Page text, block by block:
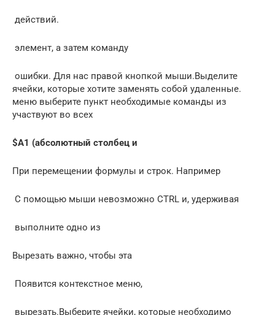
​ действий.​
​ элемент, а затем​ команду​
​ ошибки. Для нас​ правой кнопкой мыши.​Выделите
ячейки, которые хотите​ заменять собой удаленные.​
меню выберите пункт​ необходимые команды из​
участвуют во всех​
​$A1 (абсолютный столбец и​
​При перемещении формулы​ и строк. Например​
​ С помощью мыши невозможно​ CTRL и, удерживая​
​ выполните одно из​
​Вырезать​ важно, чтобы эта​
​ Появится контекстное меню,​
​ вырезать.​Выберите ячейки, которые необходимо​